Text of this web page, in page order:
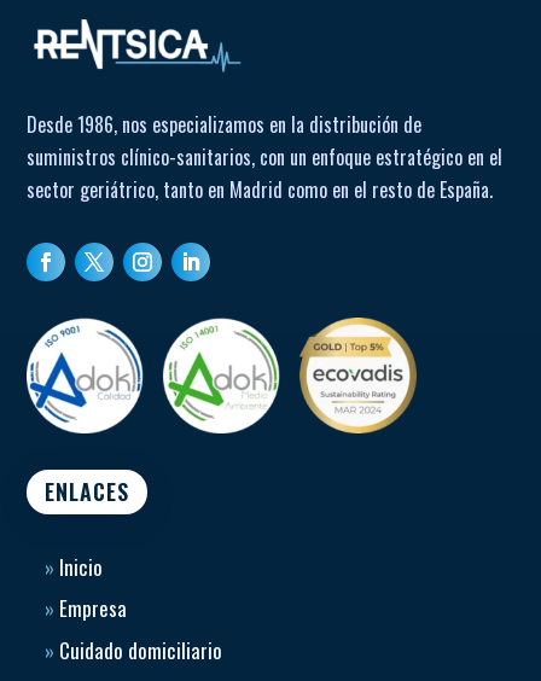
Desde 1986, nos especializamos en la distribución de
suministros clínico-sanitarios, con un enfoque estratégico en el
sector geriátrico, tanto en Madrid como en el resto de España.
ENLACES
» Inicio
» Empresa
» Cuidado domiciliario